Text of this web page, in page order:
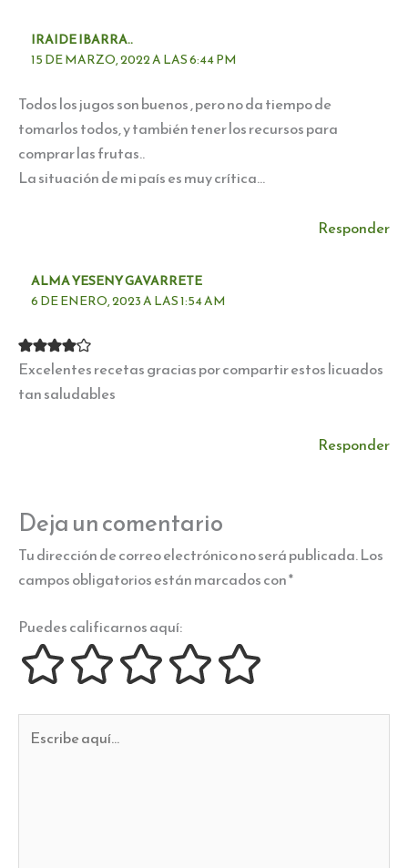
IRAIDE IBARRA..
15 DE MARZO, 2022 A LAS 6:44 PM
Todos los jugos son buenos , pero no da tiempo de
tomarlos todos, y también tener los recursos para
comprar las frutas..
La situación de mi país es muy crítica…
Responder
ALMA YESENY GAVARRETE
6 DE ENERO, 2023 A LAS 1:54 AM
Excelentes recetas gracias por compartir estos licuados
tan saludables
Responder
Deja un comentario
Tu dirección de correo electrónico no será publicada.Los
campos obligatorios están marcados con*
Puedes calificarnos aquí:
aquí...